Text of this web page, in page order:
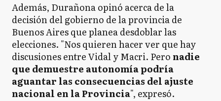
Además, Durañona opinó acerca de la
decisión del gobierno de la provincia de
Buenos Aires que planea desdoblar las
elecciones. "Nos quieren hacer ver que hay
discusiones entre Vidal y Macri. Pero nadie
que demuestre autonomía podría
aguantar las consecuencias del ajuste
nacional en la Provincia", expresó.